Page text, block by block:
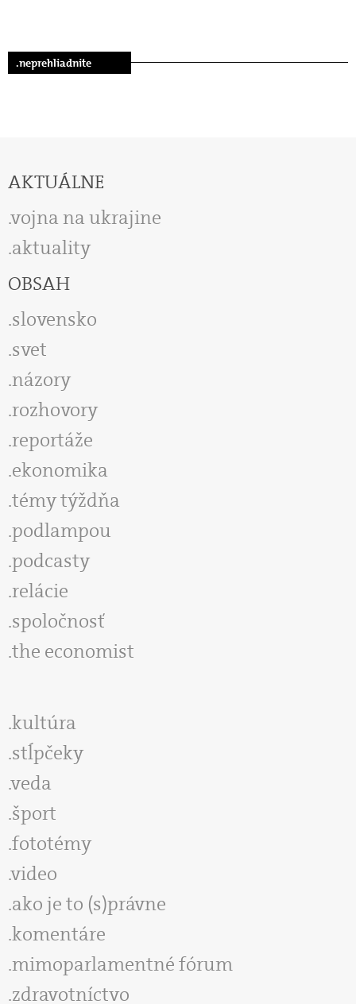
.neprehliadnite
AKTUÁLNE
vojna na ukrajine
aktuality
OBSAH
slovensko
svet
názory
rozhovory
reportáže
ekonomika
témy týždňa
podlampou
podcasty
relácie
spoločnosť
the economist
kultúra
stĺpčeky
veda
šport
fototémy
video
ako je to (s)právne
komentáre
mimoparlamentné fórum
zdravotníctvo